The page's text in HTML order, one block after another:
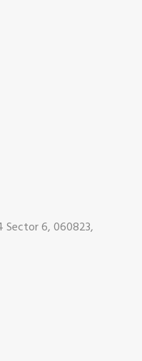
Sector 6, 060823,